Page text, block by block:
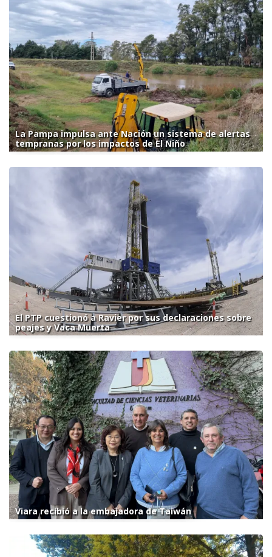
La Pampa impulsa ante Nación un sistema de alertas
tempranas por los impactos de El Niño
El PTP cuestionó a Ravier por sus declaraciones sobre
peajes y Vaca Muerta
Viara recibió a la embajadora de Taiwán